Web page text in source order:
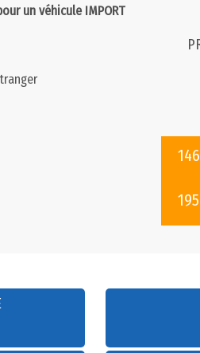
un véhicule IMPORT